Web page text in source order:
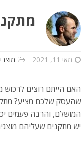
מאי 11, 2021
האם הייתם רוצים לרכוש
שהעסק שלכם מציע?
המושלם, והרבה פעמים
יש מתקנים שעליהם